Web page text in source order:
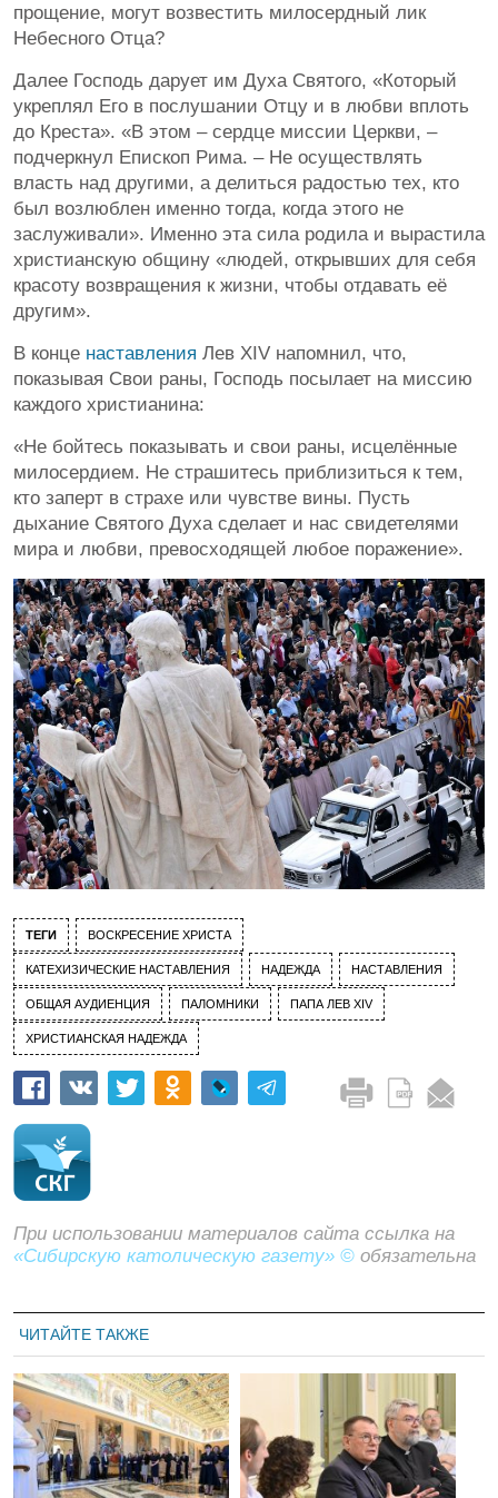
прощение, могут возвестить милосердный лик
Небесного Отца?
Далее Господь дарует им Духа Святого, «Который
укреплял Его в послушании Отцу и в любви вплоть
до Креста». «В этом – сердце миссии Церкви, –
подчеркнул Епископ Рима. – Не осуществлять
власть над другими, а делиться радостью тех, кто
был возлюблен именно тогда, когда этого не
заслуживали». Именно эта сила родила и вырастила
христианскую общину «людей, открывших для себя
красоту возвращения к жизни, чтобы отдавать её
другим».
В конце наставления Лев XIV напомнил, что,
показывая Свои раны, Господь посылает на миссию
каждого христианина:
«Не бойтесь показывать и свои раны, исцелённые
милосердием. Не страшитесь приблизиться к тем,
кто заперт в страхе или чувстве вины. Пусть
дыхание Святого Духа сделает и нас свидетелями
мира и любви, превосходящей любое поражение».
ТЕГИ ВОСКРЕСЕНИЕ ХРИСТА
КАТЕХИЗИЧЕСКИЕ НАСТАВЛЕНИЯ НАДЕЖДА НАСТАВЛЕНИЯ
ОБЩАЯ АУДИЕНЦИЯ ПАЛОМНИКИ ПАПА ЛЕВ XIV
ХРИСТИАНСКАЯ НАДЕЖДА
При использовании материалов сайта ссылка на
«Сибирскую католическую газету» © обязательна
ЧИТАЙТЕ ТАКЖЕ